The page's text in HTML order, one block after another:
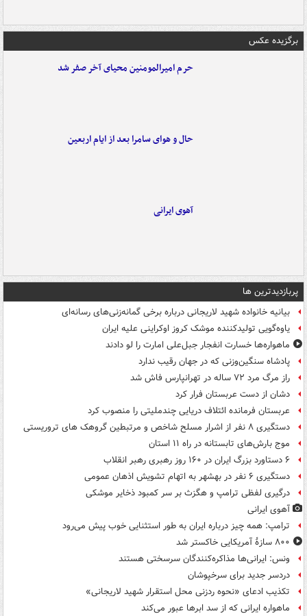
برگزیده عکس
حرم امیرالمومنین محیای آخر صفر شد
حال و هوای سامرا بعد از ایام اربعین
آهوی ایرانی
پربازدیدترین ها
بیانیه خانواده شهید لاریجانی درباره برخی گمانه‌زنی‌های رسانه‌ای
یاوه‌گویی تولیدکننده موشک کروز اوکراینی علیه ایران
ماهواره‌ها خسارت انفجار جبل‌علی امارت را لو دادند
پادشاه سنگین‌وزنی که در جهان رقیب ندارد
راز مرگ مرد ۷۲ ساله در تهرانپارس فاش شد
دشان از دست عربستان فرار کرد
عربستان فرمانده ائتلاف دریایی چندملیتی را منصوب کرد
دستگیری ۸ نفر از اشرار مسلح شاخص و مرتبطین گروهک های تروریستی
موج بارش‌های تابستانه در راه ۱۱ استان
۶ دستاورد بزرگ ایران در ۱۶۰ روز رهبری رهبر انقلاب
دستگیری ۶ نفر در بهشهر به اتهام تشویش اذهان عمومی
درگیری لفظی ترامپ و هگزث بر سر کمبود ذخایر موشکی
آهوی ایرانی
ترامپ: همه چیز درباره ایران به طور استثنایی خوب پیش می‌رود
۸۰۰ سازۀ آمریکایی خاکستر شد
ونس: ایرانی‌ها مذاکره‌کنندگان سرسختی هستند
دردسر جدید برای سرخپوشان
تکذیب ادعای «نحوه ردزنی محل استقرار شهید لاریجانی»
ماهواره ایرانی که از سد ابرها عبور می‌کند